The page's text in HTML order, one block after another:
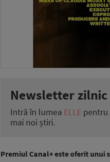
Newsletter zilnic
Intră în lumea ELLE pentru
mai noi știri.
Premiul Canal+ este oferit unui